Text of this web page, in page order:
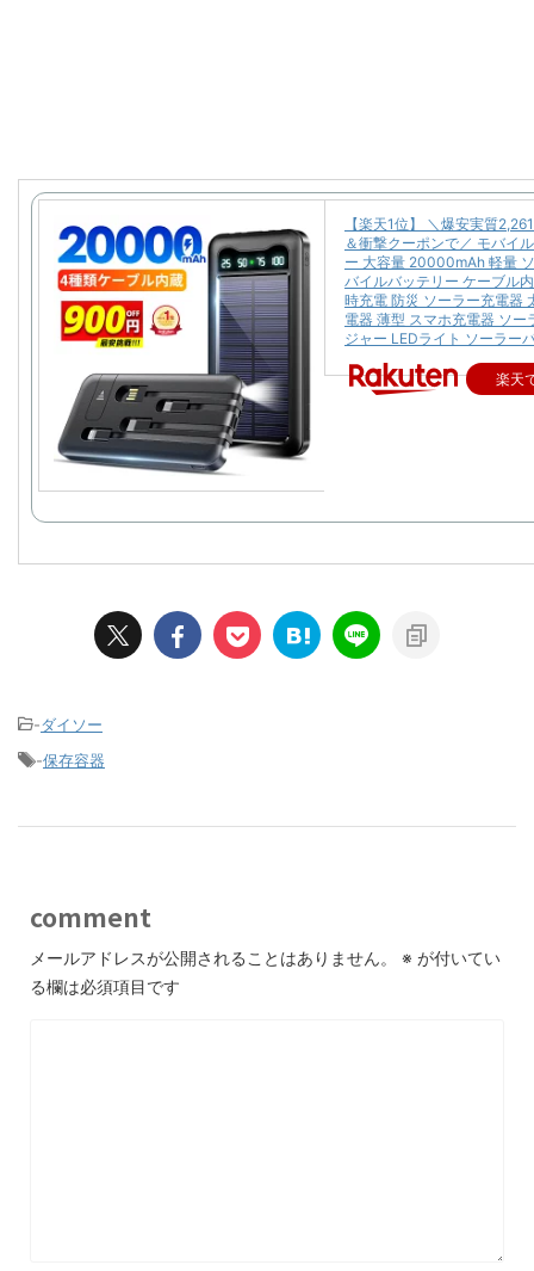
【楽天1位】 ＼爆安実質
＆衝撃クーポンで／ モバイ
ー 大容量 20000mAh 軽量
バイルバッテリー ケーブル
時充電 防災 ソーラー充電器
電器 薄型 スマホ充電器 ソー
ジャー LEDライト ソーラー
楽天
-ダイソー
-保存容器
comment
メールアドレスが公開されることはありません。 ※ が付いてい
る欄は必須項目です